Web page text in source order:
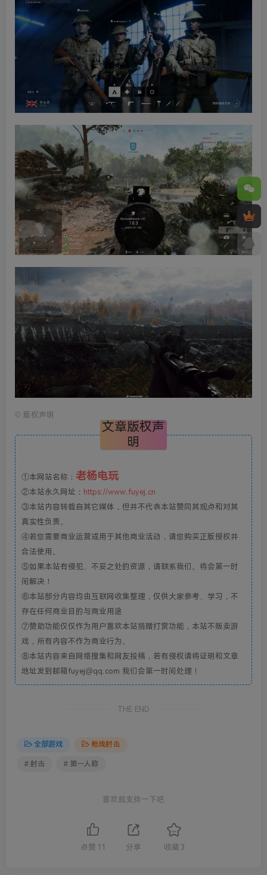
© 版权声明
文章版权声
明
①本网站名称： 老杨电玩
②本站永久网址： https://www.fuyej.cn
③本站内容转载自其它媒体，但并不代表本站赞同其观点和对其
真实性负责。
④若您需要商业运营或用于其他商业活动，请您购买正版授权并
合法使用。
⑤如果本站有侵犯、不妥之处的资源，请联系我们。将会第一时
间解决！
⑥本站部分内容均由互联网收集整理，仅供大家参考、学习，不
存在任何商业目的与商业用途
⑦赞助功能仅仅作为用户喜欢本站捐赠打赏功能，本站不贩卖游
戏，所有内容不作为商业行为。
⑧本站内容来自网络搜集和网友投稿，若有侵权请将证明和文章
地址发到邮箱fuyej@qq.com 我们会第一时间处理！
THE END
全部游戏 枪战射击
# 射击 # 第一人称
喜欢就支持一下吧
点赞 11 分享 收藏 3